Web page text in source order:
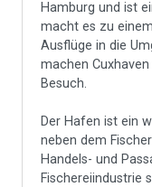
Hamburg und ist
macht es zu
Ausflüge in die
machen
Besuch.
Der Hafen ist ein
neben dem
Handels- und
Fischereiindustrie